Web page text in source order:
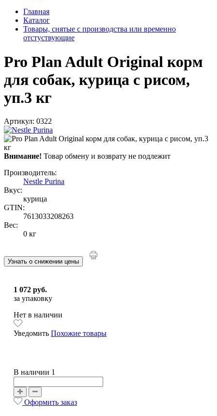
Главная
Каталог
Товары, снятые с производства или временно
отстуствующие
Pro Plan Adult Original корм
для собак, курица с рисом,
уп.3 кг
Артикул: 0322
Внимание! Товар обмену и возврату не подлежит
Производитель:
Nestle Purina
Вкус:
курица
GTIN:
7613033208263
Вес:
0 кг
Узнать о снижении цены
1 072 руб.
за упаковку
Нет в наличии
Уведомить Похожие товары
В наличии 1
Оформить заказ